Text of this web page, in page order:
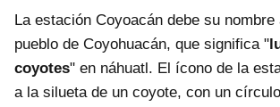
La estación Coyoacán debe su nombre
pueblo de Coyohuacán, que significa "
coyotes" en náhuatl. El ícono de la
a la silueta de un coyote, con un